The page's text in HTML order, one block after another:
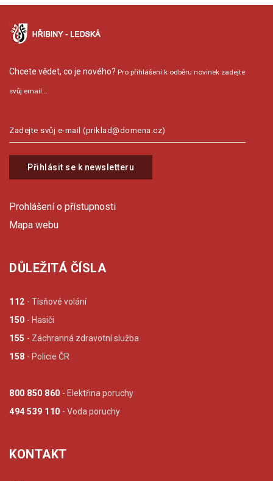
Chcete vědet, co je nového? Pro přihlášení k odběru novinek zadejte
svůj email...
Přihlásit se k newsletteru
Prohlášení o přístupnosti
Mapa webu
DŮLEŽITÁ ČÍSLA
112 - Tísňové volání
150 - Hasiči
155 - Záchranná zdravotní služba
158 - Policie ČR
800 850 860 - Elektřina poruchy
494 539 110 - Voda poruchy
KONTAKT